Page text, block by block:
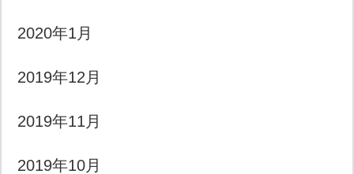
2020年1月
2019年12月
2019年11月
2019年10月